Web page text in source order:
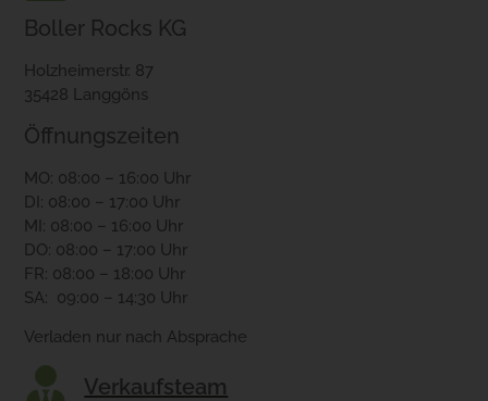
Boller Rocks KG
Holzheimerstr. 87
35428 Langgöns
Öffnungszeiten
MO: 08:00 – 16:00 Uhr
DI: 08:00 – 17:00 Uhr
MI: 08:00 – 16:00 Uhr
DO: 08:00 – 17:00 Uhr
FR: 08:00 – 18:00 Uhr
SA: 09:00 – 14:30 Uhr
Verladen nur nach Absprache
Verkaufsteam